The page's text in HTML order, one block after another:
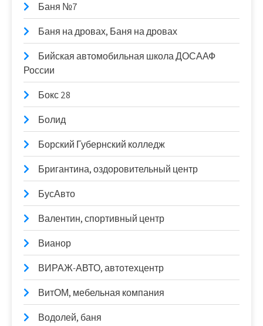
Баня №7
Баня на дровах, Баня на дровах
Бийская автомобильная школа ДОСААФ
России
Бокс 28
Болид
Борский Губернский колледж
Бригантина, оздоровительный центр
БусАвто
Валентин, спортивный центр
Вианор
ВИРАЖ-АВТО, автотехцентр
ВитОМ, мебельная компания
Водолей, баня